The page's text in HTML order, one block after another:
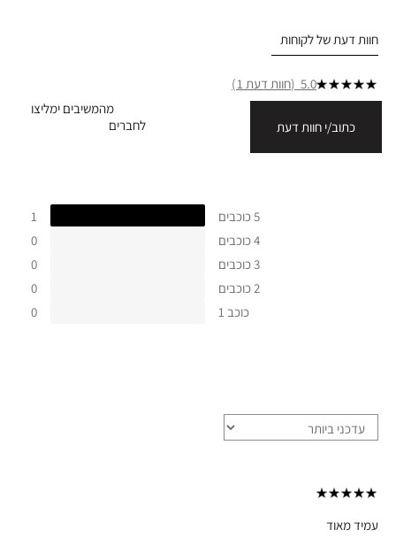
חוות דעת של לקוחות
5.0 חוות דעת 1
כתוב/י חוות דעת
מהמשיבים ימליצו
לחברים
5 כוכבים
1
4 כוכבים
0
3 כוכבים
0
2 כוכבים
0
כוכב 1
0
עמיד מאוד